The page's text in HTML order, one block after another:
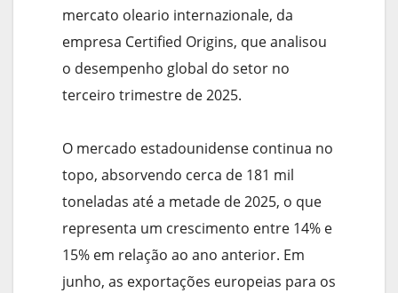
mercato oleario internazionale, da
empresa Certified Origins, que analisou
o desempenho global do setor no
terceiro trimestre de 2025.
O mercado estadounidense continua no
topo, absorvendo cerca de 181 mil
toneladas até a metade de 2025, o que
representa um crescimento entre 14% e
15% em relação ao ano anterior. Em
junho, as exportações europeias para os